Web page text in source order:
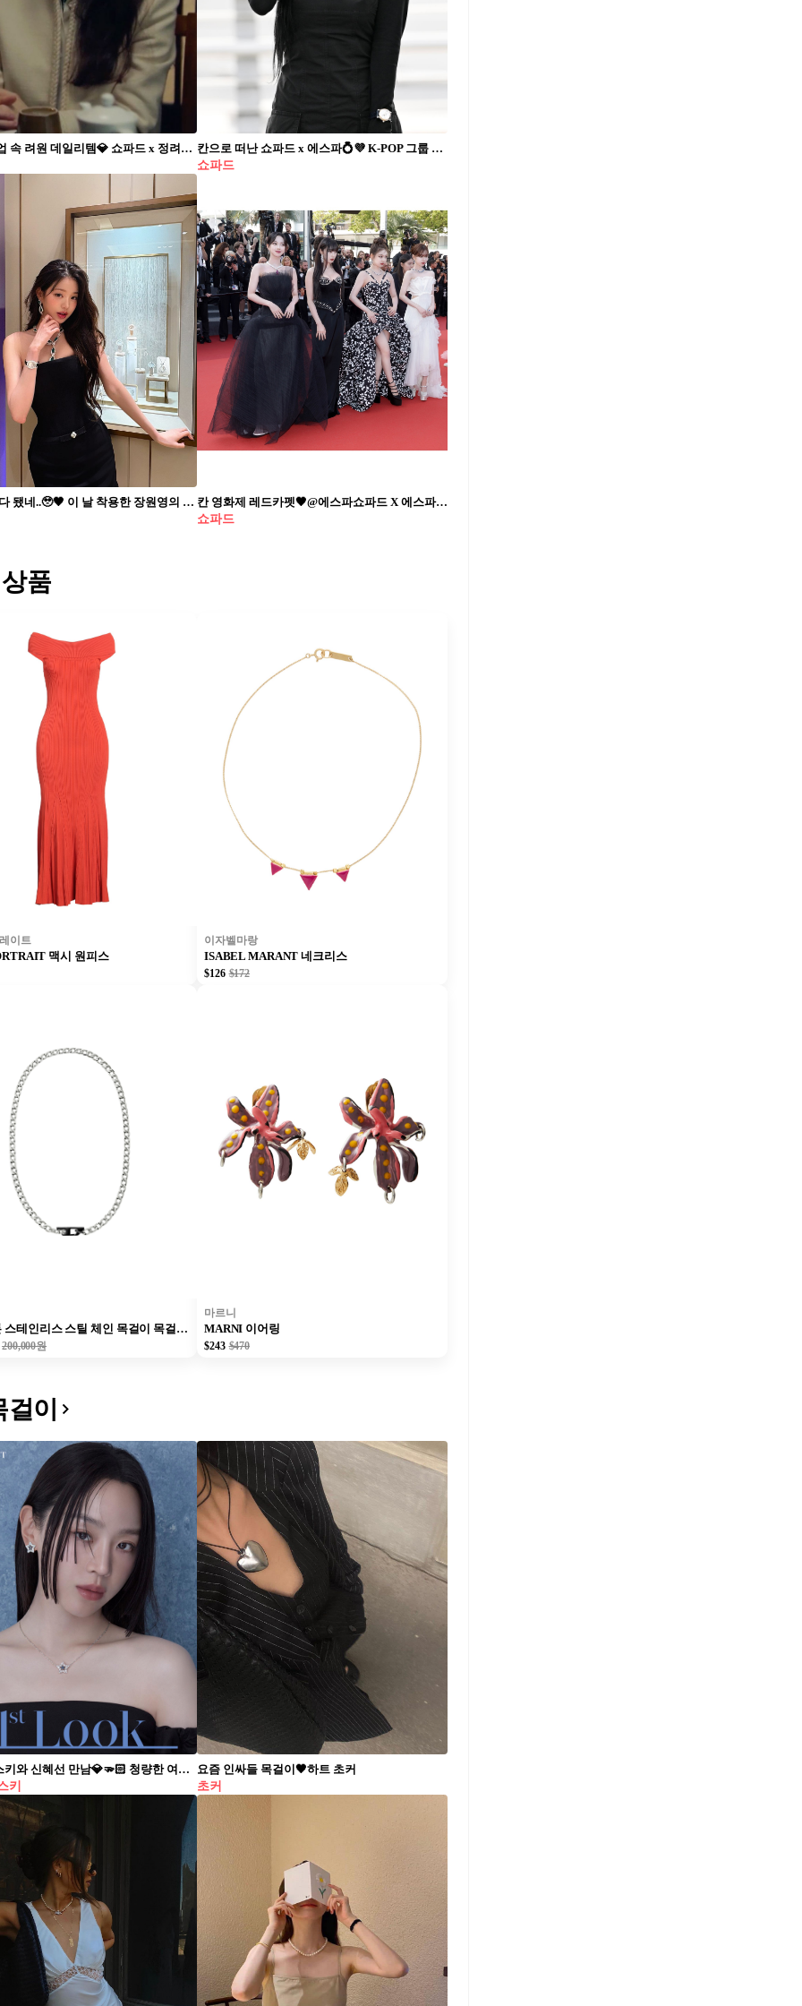
드라마 졸업 속 려원 데일리템💎⁠ 쇼파드 x 정려원✨ 고급진 워치&주얼리 @참고🤍 #광고⁠ ⁠ tvN 드라마 ‘졸업’의 여주인공 정려원의 감각적인 스타일이 첫방부터 화제입니다. 이번 드라마에서 정려원은 하이엔드 워치 & 주얼리 브랜드 쇼파드와 함께 매주 클래식한 룩부터 사랑스러운 룩까지 다양한 스타일링을 선보일 예정이라고 하는데요. 심플하면서도 세련된 데일리 룩에 쇼파드 워치&주얼리로 고급스러운 포인트를 더한 려원의 룩을 주목해 주세요! ⁠ ⁠ 📌정려원 PICK 쇼파드 워치 & 주얼리 ⁠ - 해피 스포츠 워치 (2-5) ⁠ - 아이스큐브 이어링 (6-7)⁠ - 마이해피 하츠 이어링 (1,8)⁠
칸으로 떠난 쇼파드 x 에스파💍💜 K-POP 그룹 최초 칸 영화제 참석🎬✈️공항룩도 @예뻐 #광고
쇼파드
원영 웅니 다 됐네..🥹🖤 이 날 착용한 장원영의 시계는 쇼파드의 디아망트 18캐럿 화이트 골드와 다이아몬드⌚️✨
칸 영화제 레드카펫🖤@에스파​ 쇼파드 X 에스파💎💜하이주얼리로 더 빛나는 미모✨#광고​
쇼파드
품
이트
맥시 원피스
이자벨마랑
ISABEL MARANT 네크리스
$126 $172
디젤 투톤 스테인리스 스틸 체인 목걸이 목걸이 실버 유니섹스
200,000원
마르니
MARNI 이어링
$243 $470
걸이
스와로브스키와 신혜선 만남💎🫳🏻 청량한 여름 주얼리룩으로 이렇게💙💍@우아하게 #광고
키
요즘 인싸들 목걸이🖤하트 초커​
초커